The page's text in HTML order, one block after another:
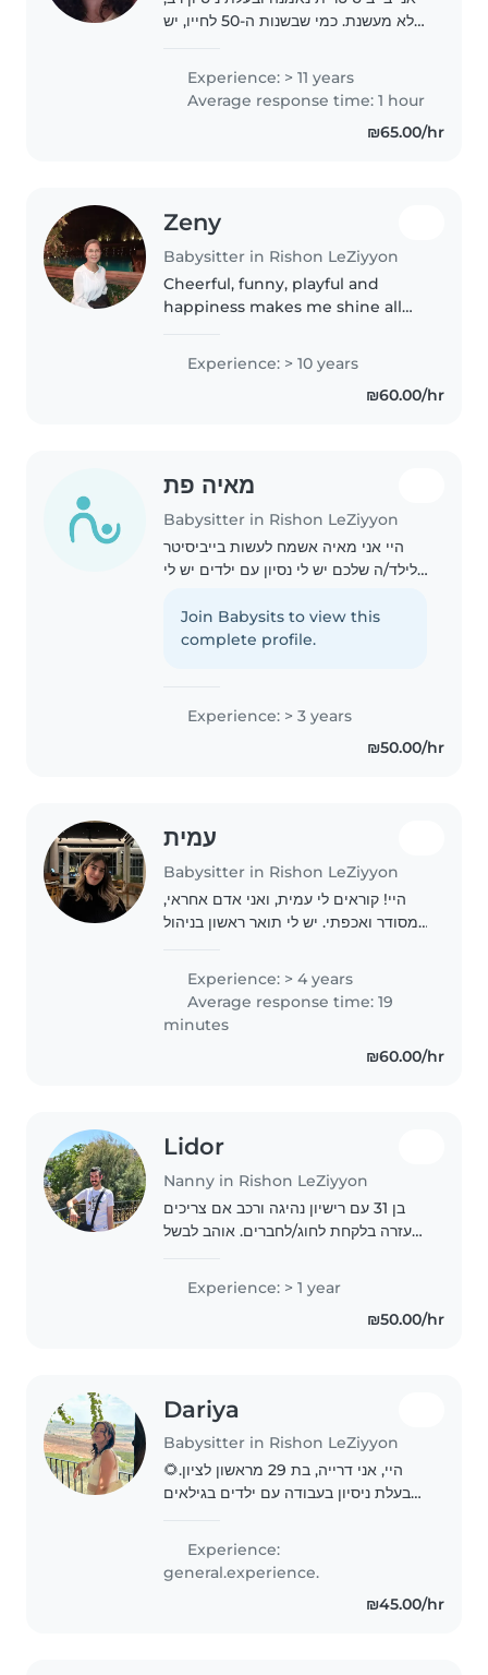
לא מעשנת. כמי שבשנות ה-50 לחייו, יש
וטף. אני דוברת עברית ואנגלית - גרמנית
Experience: > 11 years
Average response time: 1 hour
₪65.00/hr
Zeny
Babysitter in Rishon LeZiyyon
Cheerful, funny, playful and
happiness makes me shine all
Experience: > 10 years
₪60.00/hr
מאיה פת
Babysitter in Rishon LeZiyyon
היי אני מאיה אשמח לעשות בייביסיטר
לילד/ה שלכם יש לי נסיון עם ילדים יש לי
לסמוך עליי בעיניים עצומות
Join Babysits to view this
complete profile.
Experience: > 3 years
₪50.00/hr
עמית
Babysitter in Rishon LeZiyyon
היי! קוראים לי עמית, ואני אדם אחראי,
מסודר ואכפתי. יש לי תואר ראשון בניהול
שלימד אותי להיות אמינה, יסודית ולנהל
באמת..
Experience: > 4 years
Average response time: 19
minutes
₪60.00/hr
Lidor
Nanny in Rishon LeZiyyon
בן 31 עם רישיון נהיגה ורכב אם צריכים
עזרה בלקחת לחוג/לחברים. אוהב לבשל
Experience: > 1 year
₪50.00/hr
Dariya
Babysitter in Rishon LeZiyyon
היי, אני דרייה, בת 29 מראשון לציון.🌻
בעלת ניסיון בעבודה עם ילדים בגילאים
ואנגלית ברמה בסיסית. אוהבת עבודה עם
Experience:
general.experience.
₪45.00/hr